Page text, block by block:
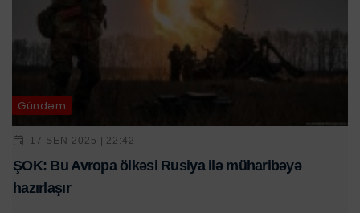
Gündəm
17 SEN 2025 | 22:42
ŞOK: Bu Avropa ölkəsi Rusiya ilə müharibəyə
hazırlaşır